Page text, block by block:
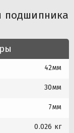
подшипника
42мм
30мм
7мм
0.026 кг